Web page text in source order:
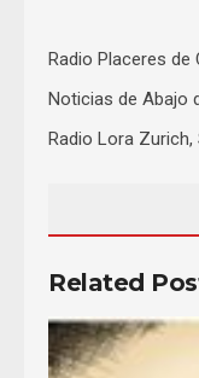
Radio Placeres de
Noticias de Abajo
Radio Lora Zurich,
Related